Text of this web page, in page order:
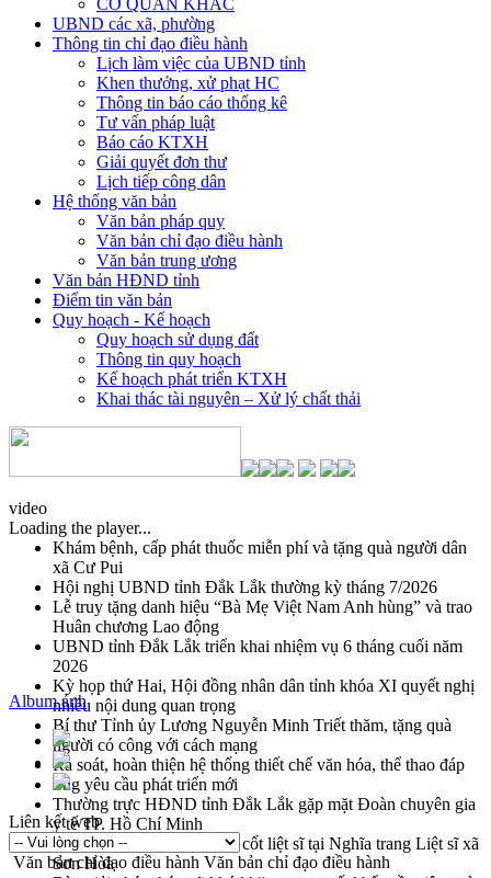
CƠ QUAN KHÁC
UBND các xã, phường
Thông tin chỉ đạo điều hành
Lịch làm việc của UBND tỉnh
Khen thưởng, xử phạt HC
Thông tin báo cáo thống kê
Tư vấn pháp luật
Báo cáo KTXH
Giải quyết đơn thư
Lịch tiếp công dân
Hệ thống văn bản
Văn bản pháp quy
Văn bản chỉ đạo điều hành
Văn bản trung ương
Văn bản HĐND tỉnh
Điểm tin văn bản
Quy hoạch - Kế hoạch
Quy hoạch sử dụng đất
Thông tin quy hoạch
Kế hoạch phát triển KTXH
Khai thác tài nguyên – Xử lý chất thải
video
Loading the player...
Khám bệnh, cấp phát thuốc miễn phí và tặng quà người dân
xã Cư Pui
Hội nghị UBND tỉnh Đắk Lắk thường kỳ tháng 7/2026
Lễ truy tặng danh hiệu “Bà Mẹ Việt Nam Anh hùng” và trao
Huân chương Lao động
UBND tỉnh Đắk Lắk triển khai nhiệm vụ 6 tháng cuối năm
2026
Kỳ họp thứ Hai, Hội đồng nhân dân tỉnh khóa XI quyết nghị
nhiều nội dung quan trọng
Bí thư Tỉnh ủy Lương Nguyễn Minh Triết thăm, tặng quà
người có công với cách mạng
Rà soát, hoàn thiện hệ thống thiết chế văn hóa, thể thao đáp
ứng yêu cầu phát triển mới
Thường trực HĐND tỉnh Đắk Lắk gặp mặt Đoàn chuyên gia
y tế TP. Hồ Chí Minh
Lễ truy điệu và an táng hài cốt liệt sĩ tại Nghĩa trang Liệt sĩ xã
Sơn Hòa
Album ảnh
Liên kết web
Văn bản chỉ đạo điều hành Văn bản chỉ đạo điều hành